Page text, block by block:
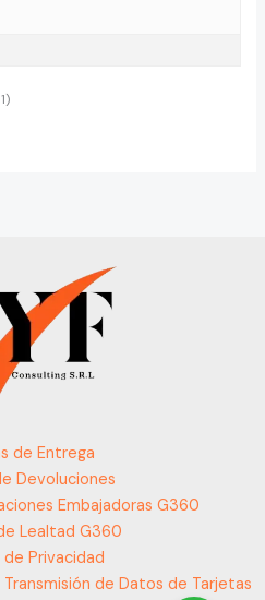
de Entrega
Devoluciones
Embajadoras G360
Lealtad G360
Privacidad
de Datos de Tarjetas